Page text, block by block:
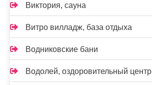
Виктория, сауна
Витро вилладж, база отдыха
Водниковские бани
Водолей, оздоровительный центр